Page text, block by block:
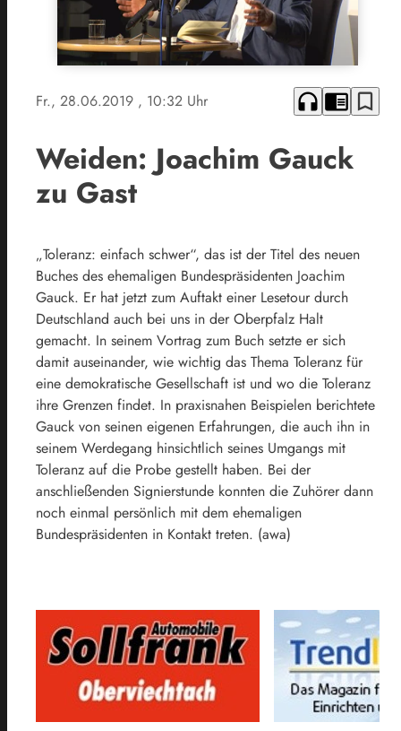
Fr., 28.06.2019 , 10:32 Uhr headphones chrome_reader_mode bookmark_border
Weiden: Joachim Gauck
zu Gast
„Toleranz: einfach schwer“, das ist der Titel des neuen
Buches des ehemaligen Bundespräsidenten Joachim
Gauck. Er hat jetzt zum Auftakt einer Lesetour durch
Deutschland auch bei uns in der Oberpfalz Halt
gemacht. In seinem Vortrag zum Buch setzte er sich
damit auseinander, wie wichtig das Thema Toleranz für
eine demokratische Gesellschaft ist und wo die Toleranz
ihre Grenzen findet. In praxisnahen Beispielen berichtete
Gauck von seinen eigenen Erfahrungen, die auch ihn in
seinem Werdegang hinsichtlich seines Umgangs mit
Toleranz auf die Probe gestellt haben. Bei der
anschließenden Signierstunde konnten die Zuhörer dann
noch einmal persönlich mit dem ehemaligen
Bundespräsidenten in Kontakt treten. (awa)